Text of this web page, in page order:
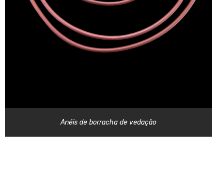
Anéis de borracha de vedação